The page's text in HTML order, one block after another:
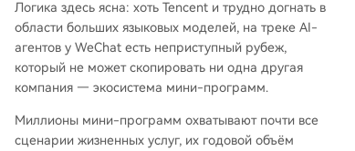
Логика здесь ясна: хоть Tencent и трудно догнать в
области больших языковых моделей, на треке AI-
агентов у WeChat есть неприступный рубеж,
который не может скопировать ни одна другая
компания — экосистема мини-программ.
Миллионы мини-программ охватывают почти все
сценарии жизненных услуг, их годовой объём